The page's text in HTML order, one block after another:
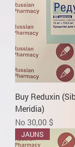
Buy Reduxin
Meridia)
No 30,00 $
Izpārdošanas
JAUNS